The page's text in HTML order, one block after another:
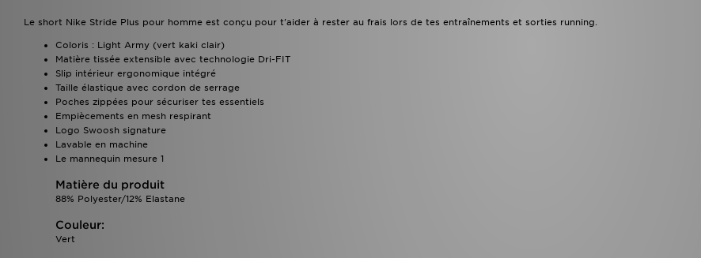
Le short Nike Stride Plus pour homme est conçu pour t'aider à rester au frais lors de tes entraînements et sorties running.
Coloris : Light Army (vert kaki clair)
Matière tissée extensible avec technologie Dri-FIT
Slip intérieur ergonomique intégré
Taille élastique avec cordon de serrage
Poches zippées pour sécuriser tes essentiels
Empiècements en mesh respirant
Logo Swoosh signature
Lavable en machine
Le mannequin mesure 1
Matière du produit
88% Polyester/12% Elastane
Couleur:
Vert